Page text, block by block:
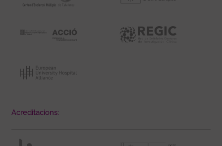
Acreditacions: